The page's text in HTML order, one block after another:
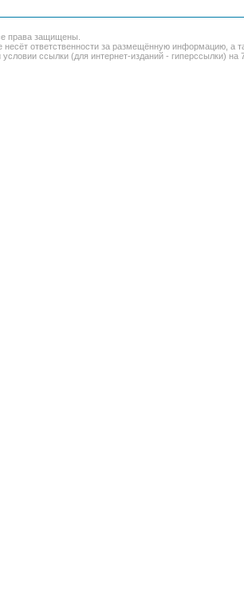
права защищены.
несёт ответственности за размещённую информацию, а
ссылки (для интернет-изданий - гиперссылки) на